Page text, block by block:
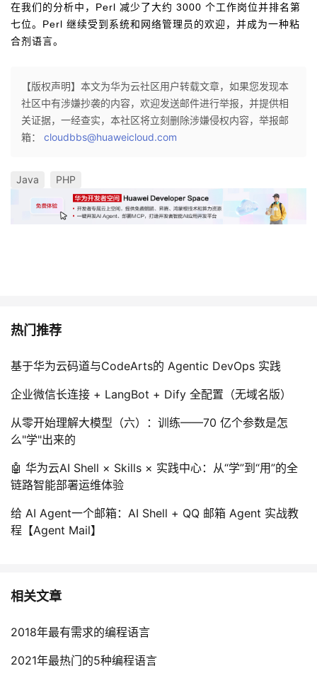
在我们的分析中，Perl 减少了大约 3000 个工作岗位并排名第
七位。Perl 继续受到系统和网络管理员的欢迎，并成为一种粘
合剂语言。
【版权声明】本文为华为云社区用户转载文章，如果您发现本
社区中有涉嫌抄袭的内容，欢迎发送邮件进行举报，并提供相
关证据，一经查实，本社区将立刻删除涉嫌侵权内容，举报邮
箱： cloudbbs@huaweicloud.com
Java PHP
热门推荐
基于华为云码道与CodeArts的 Agentic DevOps 实践
企业微信长连接 + LangBot + Dify 全配置（无域名版）
从零开始理解大模型（六）：训练——70 亿个参数是怎
么"学"出来的
🤖 华为云AI Shell × Skills × 实践中心：从“学”到“用”的全
链路智能部署运维体验
给 AI Agent一个邮箱：AI Shell + QQ 邮箱 Agent 实战教
程【Agent Mail】
相关文章
2018年最有需求的编程语言
2021年最热门的5种编程语言